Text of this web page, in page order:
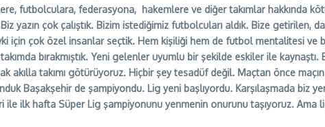
futbolculara, federasyona, hakemlere ve diğer takımlar hakkında
yazın çok çalıştık. Bizim istediğimiz futbolcuları aldık. Bize getirilen,
için çok özel insanlar seçtik. Hem kişiliği hem de futbol mentalitesi
bırakmıştık. Yeni gelenler uyumlu bir şekilde eskiler ile
akılla takımı götürüyoruz. Hiçbir şey tesadüf değil. Maçtan önce
Başakşehir de şampiyondu. Lig yeni başlıyordu. Karşılaşmada biz
ilk hafta Süper Lig şampiyonunu yenmenin onurunu taşıyoruz. Ama